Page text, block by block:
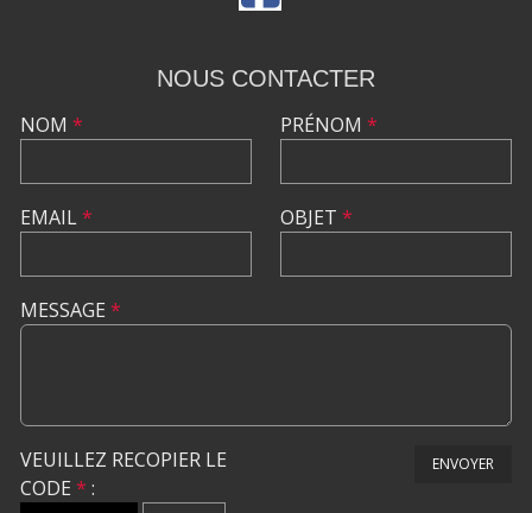
NOUS CONTACTER
NOM *
EMAIL*
PRÉNOM *
OBJET *
MESSAGE *
VEUILLEZ RECOPIER LE
CODE * :
ENVOYER